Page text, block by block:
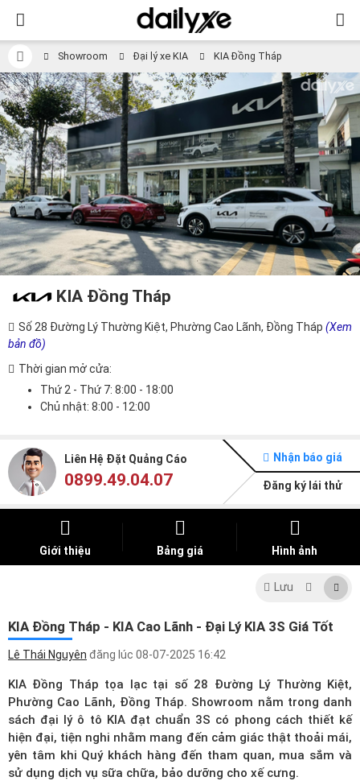
Showroom Đại lý xe KIA KIA Đồng Tháp
KIA Đồng Tháp
Số 28 Đường Lý Thường Kiệt, Phường Cao Lãnh, Đồng Tháp (Xem
bản đồ)
Thời gian mở cửa:
Thứ 2 - Thứ 7: 8:00 - 18:00
Chủ nhật: 8:00 - 12:00
Liên Hệ Đặt Quảng Cáo
0899.49.04.07
Nhận báo giá
Đăng ký lái thử
Giới thiệu Bảng giá Hình ảnh
Lưu
KIA Đồng Tháp - KIA Cao Lãnh - Đại Lý KIA 3S Giá Tốt
Lê Thái Nguyên đăng lúc 08-07-2025 16:42
KIA Đồng Tháp tọa lạc tại số 28 Đường Lý Thường Kiệt,
Phường Cao Lãnh, Đồng Tháp. Showroom nằm trong danh
sách đại lý ô tô KIAđạt chuẩn 3S có phong cách thiết kế
hiện đại, tiện nghi nhằm mang đến cảm giác thật thoải mái,
yên tâm khi Quý khách hàng đến tham quan, mua sắm và
sử dụng dịch vụ sữa chữa, bảo dưỡng cho xế cưng.